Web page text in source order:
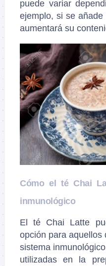
puede variar
ejemplo, si se
aumentará su
Cómo el té Chai
inmunológico
El té Chai Latte
opción para aquellos
sistema
utilizadas en la